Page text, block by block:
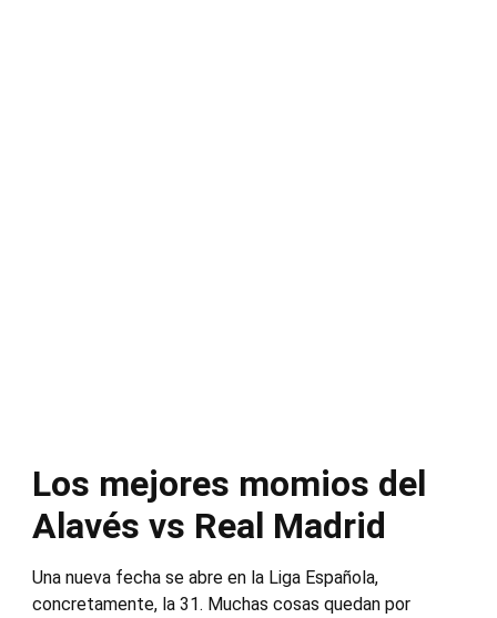
Los mejores momios del
Alavés vs Real Madrid
Una nueva fecha se abre en la Liga Española,
concretamente, la 31. Muchas cosas quedan por